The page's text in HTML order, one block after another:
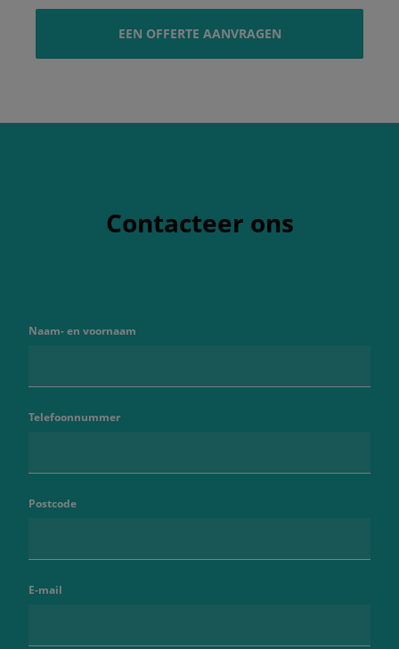
EEN OFFERTE AANVRAGEN
Contacteer ons
Naam- en voornaam
Telefoonnummer
Postcode
E-mail